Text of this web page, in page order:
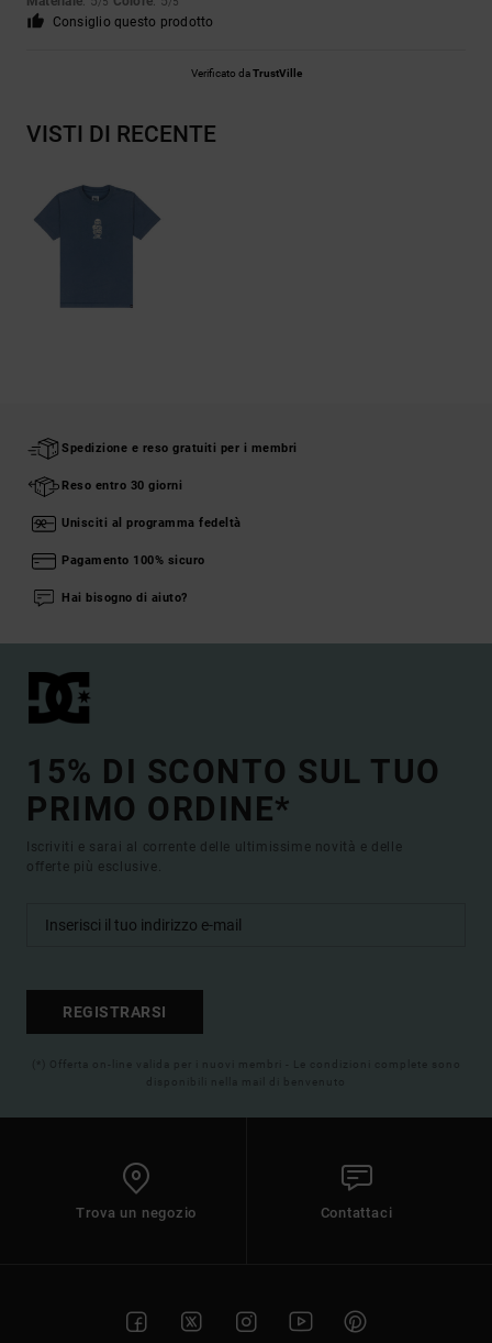
Consiglio questo prodotto
Verificato daTrustVille
VISTI DI RECENTE
Spedizione e reso gratuiti per i membri
Reso entro 30 giorni
Unisciti al programma fedeltà
Pagamento 100% sicuro
Hai bisogno di aiuto?
15% DI SCONTO SUL TUO
PRIMO ORDINE*
Iscriviti e sarai al corrente delle ultimissime novità e delle
offerte più esclusive.
REGISTRARSI
(*) Offerta on-line valida per i nuovi membri - Le condizioni complete sono
disponibili nella mail di benvenuto
Trova un negozio Contattaci